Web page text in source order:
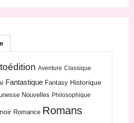
Aventure Classique
Fantastique Fantasy Historique
Nouvelles Philosophique
Romance Romans